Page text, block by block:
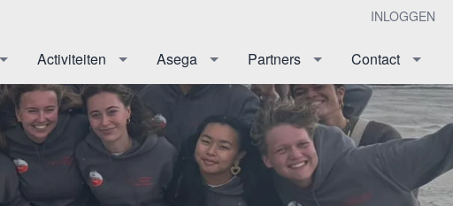
INLOGGEN
Activiteiten Asega Partners Contact